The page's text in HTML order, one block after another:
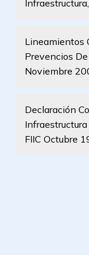
Lineamientos
Prevencios
Noviembre
Declaración
FIIC Octubre